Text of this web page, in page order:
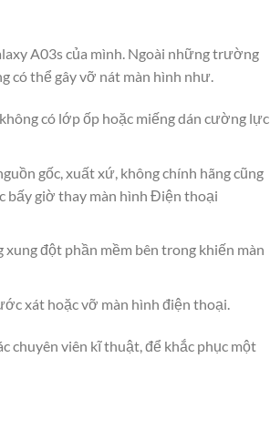
A03s của mình. Ngoài những trường
có thể gây vỡ nát màn hình như.
có lớp ốp hoặc miếng dán cường lực
gốc, xuất xứ, không chính hãng cũng
bấy giờ thay màn hình Điện thoại
đột phần mềm bên trong khiến màn
xát hoặc vỡ màn hình điện thoại.
chuyên viên kĩ thuật, để khắc phục một